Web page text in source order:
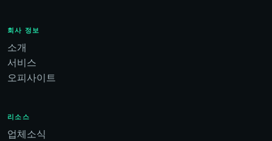
회사 정보
소개
서비스
오피사이트
리소스
업체소식